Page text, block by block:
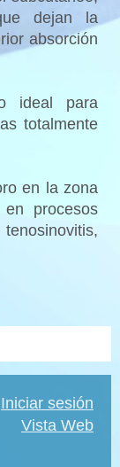
dejan la
absorción
ideal para
totalmente
en la zona
procesos
Iniciar sesión
Vista Web